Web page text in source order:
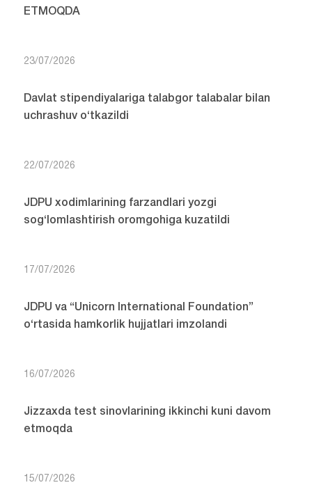
ETMOQDA
23/07/2026
Davlat stipendiyalariga talabgor talabalar bilan
uchrashuv o‘tkazildi
22/07/2026
JDPU xodimlarining farzandlari yozgi
sog‘lomlashtirish oromgohiga kuzatildi
17/07/2026
JDPU va “Unicorn International Foundation”
o‘rtasida hamkorlik hujjatlari imzolandi
16/07/2026
Jizzaxda test sinovlarining ikkinchi kuni davom
etmoqda
15/07/2026